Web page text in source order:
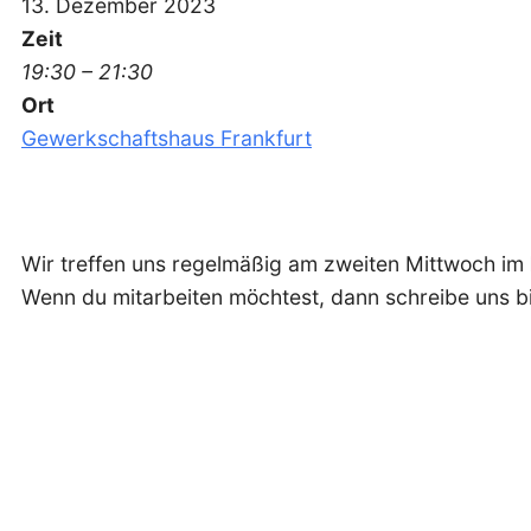
13. Dezember 2023
Zeit
19:30 – 21:30
Ort
Gewerkschaftshaus Frankfurt
Wir treffen uns regelmäßig am zweiten Mittwoch im
Wenn du mitarbeiten möchtest, dann schreibe uns